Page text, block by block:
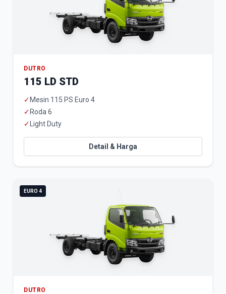
DUTRO
115 LD STD
✓ Mesin 115 PS Euro 4
✓ Roda 6
✓ Light Duty
Detail & Harga
EURO 4
DUTRO